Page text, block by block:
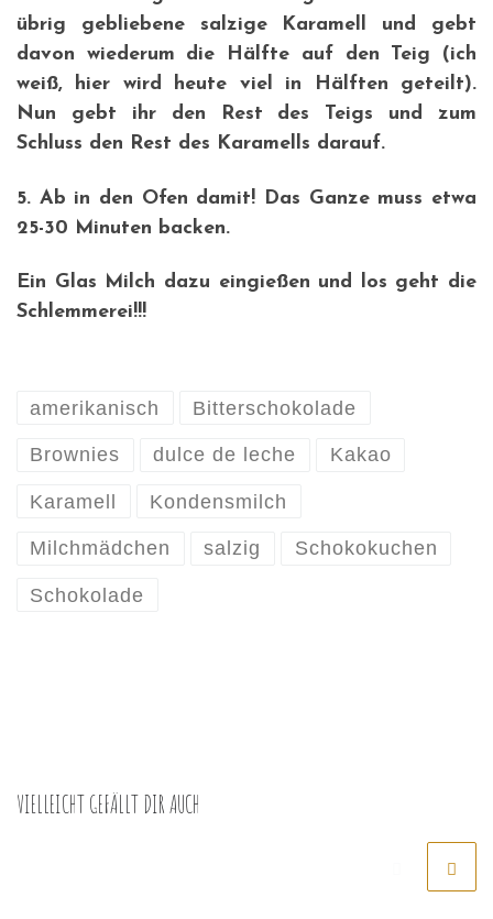
übrig gebliebene salzige Karamell und gebt
davon wiederum die Hälfte auf den Teig (ich
weiß, hier wird heute viel in Hälften geteilt).
Nun gebt ihr den Rest des Teigs und zum
Schluss den Rest des Karamells darauf.
5. Ab in den Ofen damit! Das Ganze muss etwa
25-30 Minuten backen.
Ein Glas Milch dazu eingießen und los geht die
Schlemmerei!!!
amerikanisch Bitterschokolade
Brownies dulce de leche Kakao
Karamell Kondensmilch
Milchmädchen salzig Schokokuchen
Schokolade
VIELLEICHT GEFÄLLT DIR AUCH